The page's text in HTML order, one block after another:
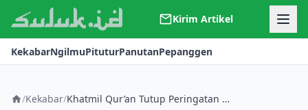
Kirim Artikel
Kerjasama
Kontak
KekabarNgilmuPituturPanutanPepanggen
/Kekabar/ Khatmil Qur’an Tutup Peringatan Hari Santri